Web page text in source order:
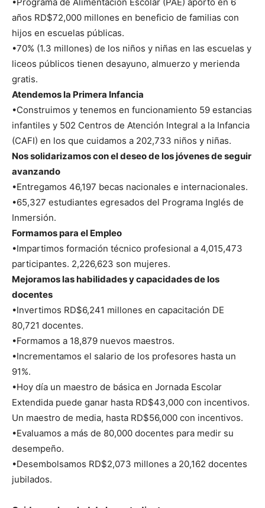
•Programa de Alimentación Escolar (PAE) aportó en 6
años RD$72,000 millones en beneficio de familias con
hijos en escuelas públicas.
•70% (1.3 millones) de los niños y niñas en las escuelas y
liceos públicos tienen desayuno, almuerzo y merienda
gratis.
Atendemos la Primera Infancia
•Construimos y tenemos en funcionamiento 59 estancias
infantiles y 502 Centros de Atención Integral a la Infancia
(CAFI) en los que cuidamos a 202,733 niños y niñas.
Nos solidarizamos con el deseo de los jóvenes de seguir
avanzando
•Entregamos 46,197 becas nacionales e internacionales.
•65,327 estudiantes egresados del Programa Inglés de
Inmersión.
Formamos para el Empleo
•Impartimos formación técnico profesional a 4,015,473
participantes. 2,226,623 son mujeres.
Mejoramos las habilidades y capacidades de los
docentes
•Invertimos RD$6,241 millones en capacitación DE
80,721 docentes.
•Formamos a 18,879 nuevos maestros.
•Incrementamos el salario de los profesores hasta un
91%.
•Hoy día un maestro de básica en Jornada Escolar
Extendida puede ganar hasta RD$43,000 con incentivos.
Un maestro de media, hasta RD$56,000 con incentivos.
•Evaluamos a más de 80,000 docentes para medir su
desempeño.
•Desembolsamos RD$2,073 millones a 20,162 docentes
jubilados.